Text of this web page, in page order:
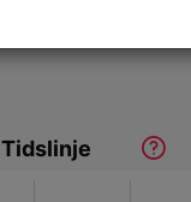
Tidslinje